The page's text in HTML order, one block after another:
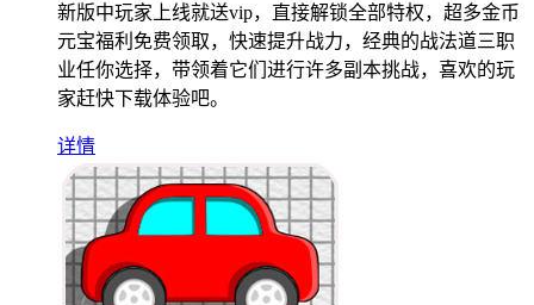
新版中玩家上线就送vip，直接解锁全部特权，超多金币
元宝福利免费领取，快速提升战力，经典的战法道三职
业任你选择，带领着它们进行许多副本挑战，喜欢的玩
家赶快下载体验吧。
详情